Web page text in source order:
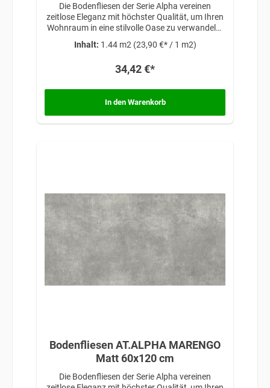
Die Bodenfliesen der Serie Alpha vereinen
zeitlose Eleganz mit höchster Qualität, um Ihren
Wohnraum in eine stilvolle Oase zu verwandeln.
Verarbeitung, langlebige Materialien und
Inhalt: 1.44 m2 (23,90 €* / 1 m2)
34,42 €*
In den Warenkorb
Bodenfliesen AT.ALPHA MARENGO
Matt 60x120 cm
Die Bodenfliesen der Serie Alpha vereinen